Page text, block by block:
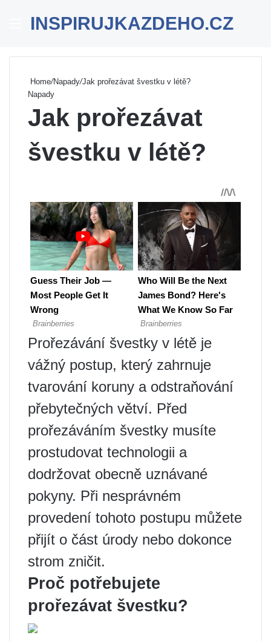
Menu
INSPIRUJKAZDEHO.CZ
Home/Napady/Jak prořezávat švestku v létě?
Napady
Jak prořezávat
švestku v létě?
Prořezávání švestky v létě je
vážný postup, který zahrnuje
tvarování koruny a odstraňování
přebytečných větví. Před
prořezáváním švestky musíte
prostudovat technologii a
dodržovat obecně uznávané
pokyny. Při nesprávném
provedení tohoto postupu můžete
přijít o část úrody nebo dokonce
strom zničit.
Proč potřebujete
prořezávat švestku?